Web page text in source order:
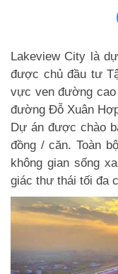
Lakeview City là
được chủ đầu tư
vực ven đường cao
đường Đỗ Xuân
Dự án được chào
đồng / căn. Toàn
không gian sống
giác thư thái tối đa